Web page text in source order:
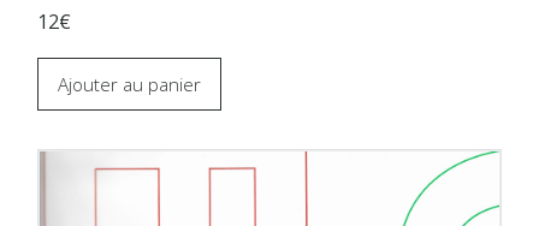
12€
Ajouter au panier